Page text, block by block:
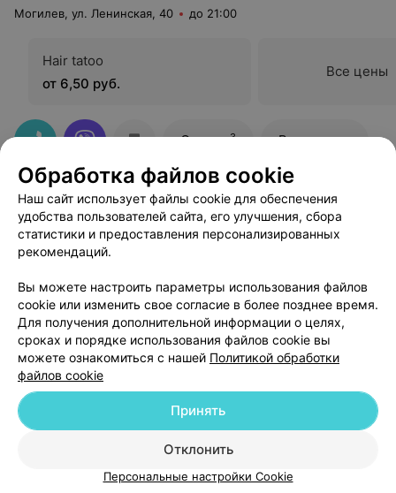
Могилев, ул. Ленинская, 40 до 21:00
Hair tatoo
от 6,50 руб.
Все цены
Отзывы3 Все адреса
Добавить специалиста
Медицинский маркетинг
Публичный договор
Пользовательское соглашение
Способы оплаты
Обработка файлов cookie
Наш сайт использует файлы cookie для обеспечения
удобства пользователей сайта, его улучшения, сбора
статистики и предоставления персонализированных
рекомендаций.
Вы можете настроить параметры использования файлов
cookie или изменить свое согласие в более позднее время.
Для получения дополнительной информации о целях,
сроках и порядке использования файлов cookie вы
можете ознакомиться с нашей Политикой обработки
файлов cookie
Отклонить
Принять
Персональные настройки Cookie